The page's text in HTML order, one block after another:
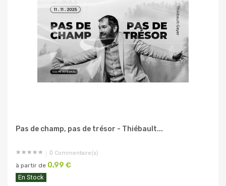
Pas de champ, pas de trésor - Thiébault...
0 Commentaire(s)
à partir de 0,99 €
En Stock